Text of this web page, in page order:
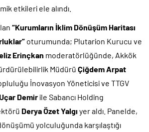
etkileri ele alındı.
“Kurumların İklim Dönüşüm Haritası
oturumunda; Plutarion Kurucu ve
Erinçkan moderatörlüğünde, Akkök
Müdürü Çiğdem Arpat
İnovasyon Yöneticisi ve TTGV
Demir ile Sabancı Holding
Derya Özet Yalgı yer aldı. Panelde,
yolculuğunda karşılaştığı